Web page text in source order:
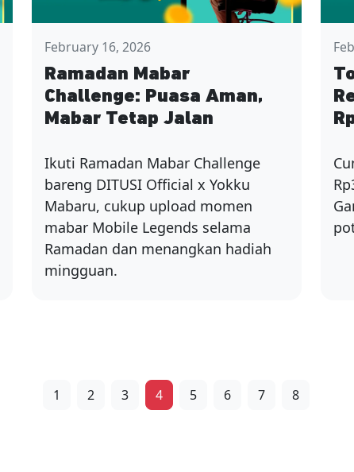
February 16, 2026
Ramadan Mabar
Challenge: Puasa Aman,
Mabar Tetap Jalan
Ikuti Ramadan Mabar Challenge
bareng DITUSI Official x Yokku
Mabaru, cukup upload momen
mabar Mobile Legends selama
Ramadan dan menangkan hadiah
mingguan.
1 2 3 4 5 6 7 8